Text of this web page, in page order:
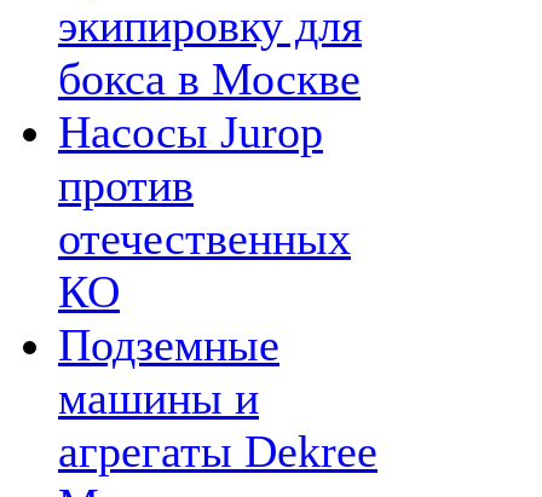
экипировку для
бокса в Москве
Насосы Jurop
против
отечественных
КО
Подземные
машины и
агрегаты Dekree